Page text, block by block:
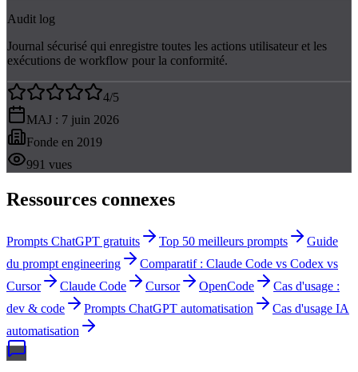
Audit log
Journal sécurisé qui enregistre toutes les actions utilisateur et les
exécutions de workflow pour la conformité.
4/5
MAJ : 7 juin 2026
Fonde en 2019
991 vues
Ressources connexes
Prompts ChatGPT gratuits Top 50 meilleurs prompts
Guide
du prompt engineering
Comparatif : Claude Code vs Codex vs
Cursor
Claude Code Cursor OpenCode
Cas d'usage :
dev & code
Prompts ChatGPT automatisation
Cas d'usage IA
automatisation